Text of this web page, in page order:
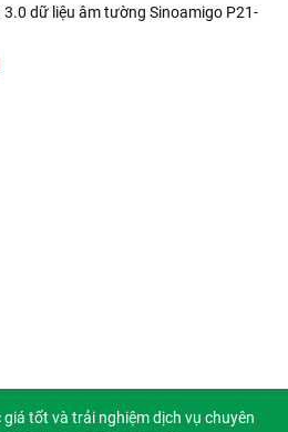
3.0 dữ liệu âm tường Sinoamigo P21-
tốt và trải nghiệm dịch vụ chuyên